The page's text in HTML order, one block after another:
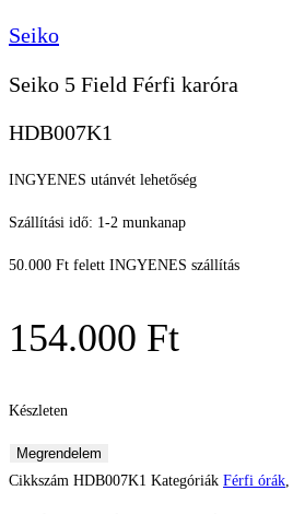
Seiko
Seiko 5 Field Férfi karóra
HDB007K1
INGYENES utánvét lehetőség
Szállítási idő: 1-2 munkanap
50.000 Ft felett INGYENES szállítás
154.000 Ft
Készleten
Seiko
5
Megrendelem
Cikkszám HDB007K1 Kategóriák Férfi órák,